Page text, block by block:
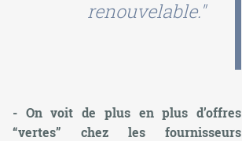
renouvelable."
- On voit de plus en plus d’offres
“vertes” chez les fournisseurs